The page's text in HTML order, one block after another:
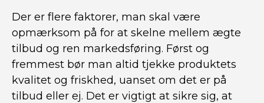
Der er flere faktorer, man skal være
opmærksom på for at skelne mellem ægte
tilbud og ren markedsføring. Først og
fremmest bør man altid tjekke produktets
kvalitet og friskhed, uanset om det er på
tilbud eller ej. Det er vigtigt at sikre sig, at